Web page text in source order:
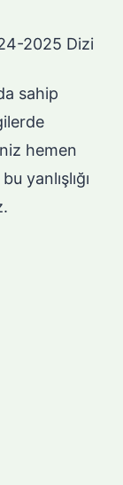
2025 Dizi
sahip
hemen
yanlışlığı